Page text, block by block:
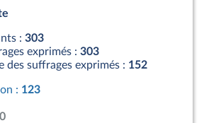
: 180 députés
: 303
exprimés : 303
des suffrages exprimés : 152
: 123
0